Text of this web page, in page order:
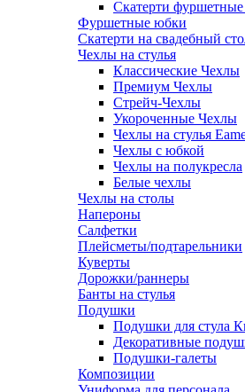
Скатерти
Фуршетные юбки
Скатерти на свадебный
Чехлы на стулья
Классические Чехлы
Премиум Чехлы
Стрейч-Чехлы
Укороченные Чехлы
Чехлы на стулья
Чехлы с юбкой
Чехлы на полукресла
Белые чехлы
Чехлы на столы
Напероны
Салфетки
Плейсметы/подтарельники
Куверты
Дорожки/раннеры
Банты на стулья
Подушки
Подушки для стула
Декоративные
Подушки-галеты
Композиции